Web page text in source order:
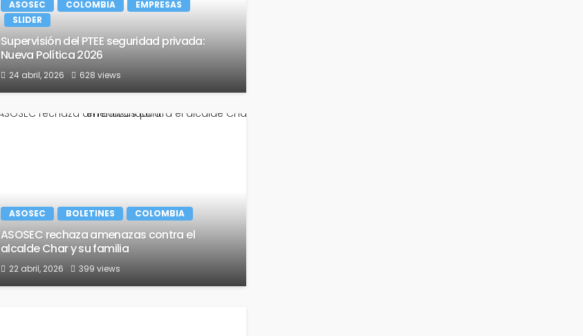
ASOSEC COLOMBIA
EMPRESAS
SLIDER
Supervisión del PTEE seguridad privada:
Nueva Política 2026
24 abril, 2026 628 views
ASOSEC BOLETINES COLOMBIA
ASOSEC rechaza amenazas contra el
alcalde Char y su familia
22 abril, 2026 399 views